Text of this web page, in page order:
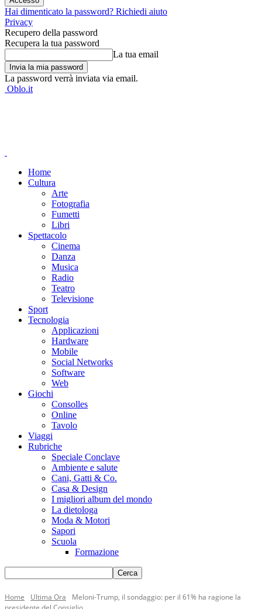
Hai dimenticato la password? Richiedi aiuto
Privacy
Recupero della password
Recupera la tua password
La tua email
La password verrà inviata via email.
Oblo.it
Home
Cultura
Arte
Fotografia
Fumetti
Libri
Spettacolo
Cinema
Danza
Musica
Radio
Teatro
Televisione
Sport
Tecnologia
Applicazioni
Hardware
Mobile
Social Networks
Software
Web
Giochi
Consolles
Online
Tavolo
Viaggi
Rubriche
Speciale Conclave
Ambiente e salute
Cani, Gatti & Co.
Casa & Design
I migliori album del mondo
La dietologa
Moda & Motori
Sapori
Scuola
Formazione
Home Ultima Ora
Meloni-Trump, il sondaggio: per il 61% ha ragione la